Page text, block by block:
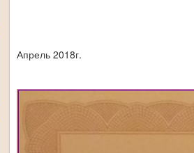
Апрель 2018г.